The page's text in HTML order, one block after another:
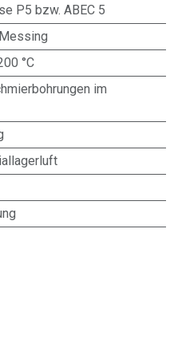
P5 bzw. ABEC 5
°C
im